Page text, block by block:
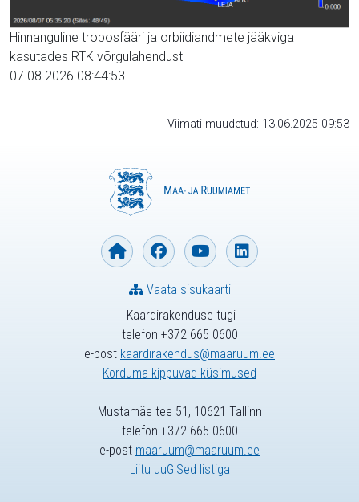
Hinnanguline troposfääri ja orbiidiandmete jääkviga
kasutades RTK võrgulahendust
07.08.2026 08:44:53
Viimati muudetud: 13.06.2025 09:53
Kaardirakenduse tugi
telefon +372 665 0600
e-post kaardirakendus@maaruum.ee
Korduma kippuvad küsimused
Vaata sisukaarti
Mustamäe tee 51, 10621 Tallinn
telefon +372 665 0600
e-post maaruum@maaruum.ee
Liitu uuGISed listiga